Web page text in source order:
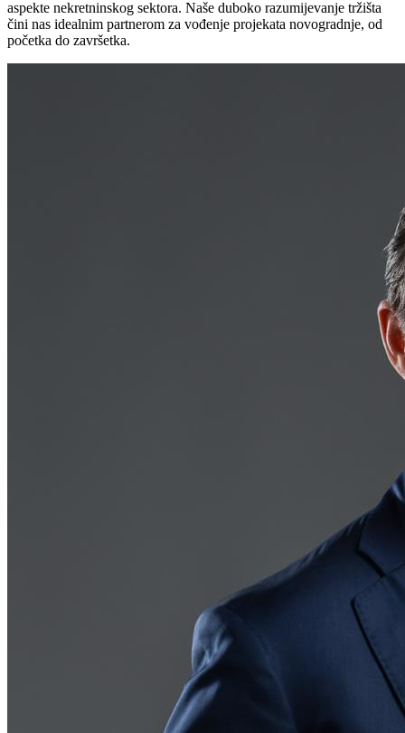
aspekte nekretninskog sektora. Naše duboko razumijevanje tržišta
čini nas idealnim partnerom za vođenje projekata novogradnje, od
početka do završetka.